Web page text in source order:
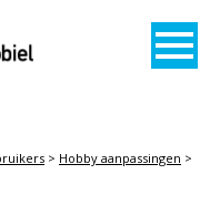
> Hobby aanpassingen >